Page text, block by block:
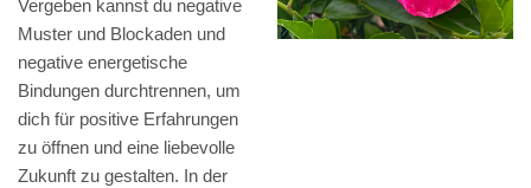
Vergeben kannst du negative
Muster und Blockaden und
negative energetische
Bindungen durchtrennen, um
dich für positive Erfahrungen
zu öffnen und eine liebevolle
Zukunft zu gestalten. In der